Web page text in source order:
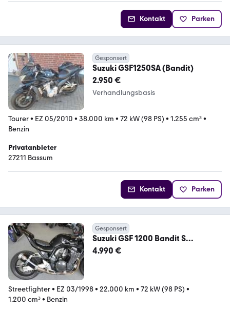
Kontakt Parken
Gesponsert
Suzuki GSF1250SA (Bandit)
2.950 €
Verhandlungsbasis
Tourer• EZ 05/2010 • 38.000 km • 72 kW (98 PS) • 1.255 cm³•
Benzin
Privatanbieter
27211 Bassum
Kontakt Parken
Gesponsert
Suzuki GSF 1200 Bandit S
Streetfighter
4.990 €
Streetfighter• EZ 03/1998• 22.000 km • 72 kW (98 PS) •
1.200 cm³• Benzin